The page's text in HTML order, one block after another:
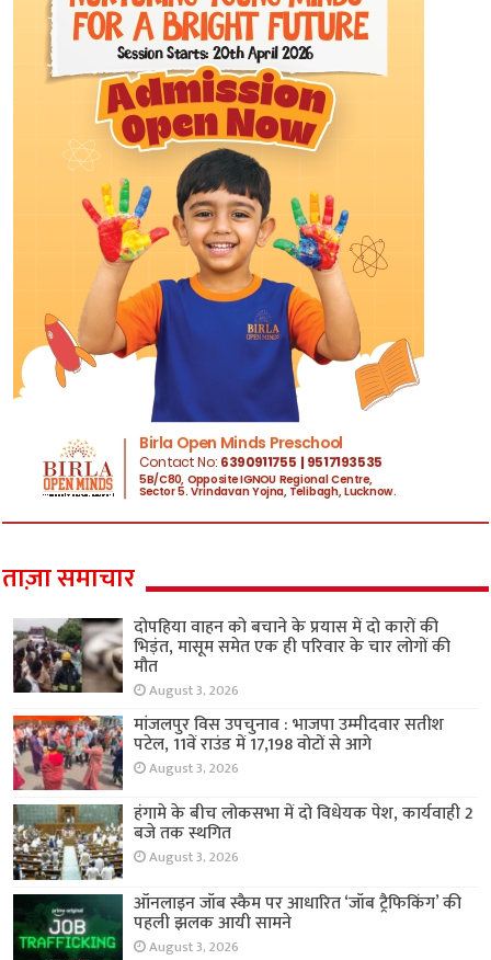
ताज़ा समाचार
दोपहिया वाहन को बचाने के प्रयास में दो कारों की
भिड़ंत, मासूम समेत एक ही परिवार के चार लोगों की
मौत
August 3, 2026
मांजलपुर विस उपचुनाव : भाजपा उम्मीदवार सतीश
पटेल, 11वें राउंड में 17,198 वोटों से आगे
August 3, 2026
हंगामे के बीच लोकसभा में दो विधेयक पेश, कार्यवाही 2
बजे तक स्थगित
August 3, 2026
ऑनलाइन जॉब स्कैम पर आधारित ‘जॉब ट्रैफिकिंग’ की
पहली झलक आयी सामने
August 3, 2026